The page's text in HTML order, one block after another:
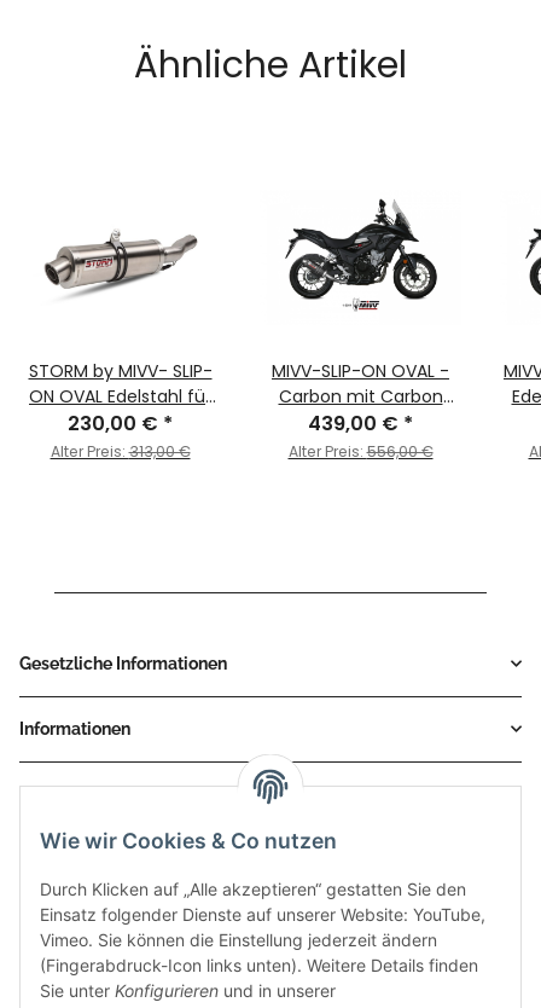
Wie wir Cookies & Co nutzen
Durch Klicken auf „Alle akzeptieren“ gestatten Sie den
Einsatz folgender Dienste auf unserer Website: YouTube,
Vimeo. Sie können die Einstellung jederzeit ändern
(Fingerabdruck-Icon links unten). Weitere Details finden
Sie unter Konfigurieren und in unserer
Ähnliche Artikel
STORM by MIVV- SLIP-
ON OVAL Edelstahl für
HONDA CB 500 X Bj. 2017
> 2020
230,00 € *
Alter Preis:313,00 €
MIVV-SLIP-ON OVAL -
Carbon mit Carbon
Endkappe für HONDA -
CB 500 X BJ. 2017 >
439,00 € *
Alter Preis:556,00 €
Gesetzliche Informationen
Informationen